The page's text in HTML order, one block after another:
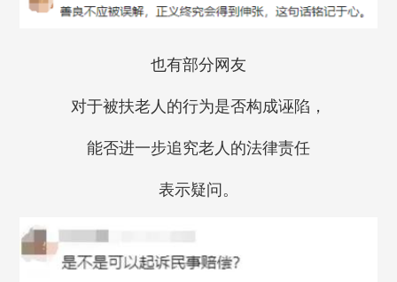
也有部分网友
对于被扶老人的行为是否构成诬陷，
能否进一步追究老人的法律责任
表示疑问。